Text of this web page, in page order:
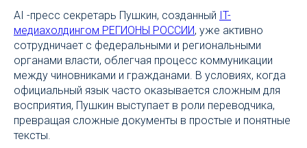
AI -пресс секретарь Пушкин, созданный IT-
медиахолдингом РЕГИОНЫ РОССИИ, уже активно
сотрудничает с федеральными и региональными
органами власти, облегчая процесс коммуникации
между чиновниками и гражданами. В условиях, когда
официальный язык часто оказывается сложным для
восприятия, Пушкин выступает в роли переводчика,
превращая сложные документы в простые и понятные
тексты.